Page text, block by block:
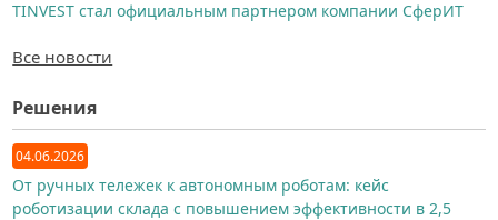
TINVEST стал официальным партнером компании СферИТ
Все новости
Решения
04.06.2026
От ручных тележек к автономным роботам: кейс
роботизации склада с повышением эффективности в 2,5